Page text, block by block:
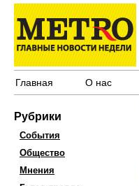
Главная О нас
Рубрики
События
Общество
Мнения